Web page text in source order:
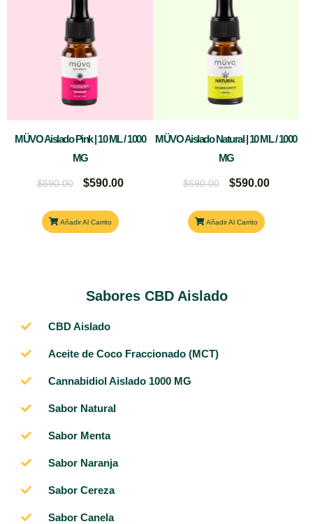
MÜVO Aislado Pink | 10 ML / 1000
MG
$690.00
$690.00.
$590.00
Añadir Al Carrito
MÜVO Aislado Natural | 10 ML / 1000
MG
$690.00
$690.00.
$590.00
Añadir Al Carrito
Sabores CBD Aislado
CBD Aislado
Aceite de Coco Fraccionado (MCT)
Cannabidiol Aislado 1000 MG
Sabor Natural
Sabor Menta
Sabor Naranja
Sabor Cereza
Sabor Canela